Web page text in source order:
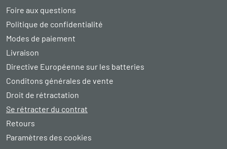
Foire aux questions
Politique de confidentialité
Modes de paiement
Livraison
Directive Européenne sur les batteries
Conditons générales de vente
Droit de rétractation
Se rétracter du contrat
Retours
Paramètres des cookies